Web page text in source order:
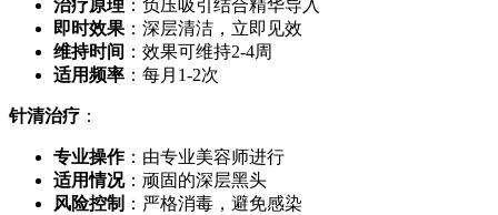
治疗原理 ：负压吸引结合精华导入
即时效果 ：深层清洁，立即见效
维持时间 ：效果可维持2-4周
适用频率 ：每月1-2次
针清治疗 ：
专业操作：由专业美容师进行
适用情况：顽固的深层黑头
风险控制 ：严格消毒，避免感染